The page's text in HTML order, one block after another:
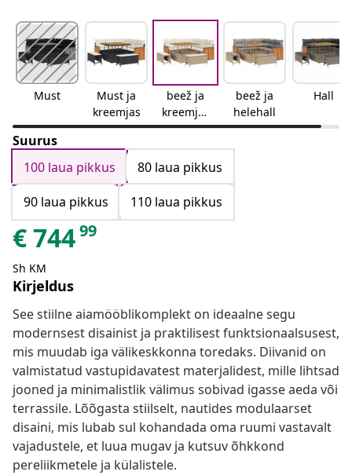
Must
Must ja
kreemjas
beež ja
kreemjas
valge
beež ja
helehall
Hall
Suurus
100 laua pikkus
80 laua pikkus
90 laua pikkus
110 laua pikkus
€74499
Sh KM
Kirjeldus
See stiilne aiamööblikomplekt on ideaalne segu
modernsest disainist ja praktilisest funktsionaalsusest,
mis muudab iga välikeskkonna toredaks. Diivanid on
valmistatud vastupidavatest materjalidest, mille lihtsad
jooned ja minimalistlik välimus sobivad igasse aeda või
terrassile. Lõõgasta stiilselt, nautides modulaarset
disaini, mis lubab sul kohandada oma ruumi vastavalt
vajadustele, et luua mugav ja kutsuv õhkkond
pereliikmetele ja külalistele.